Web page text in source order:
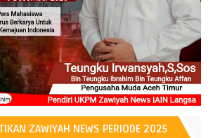
ZAWIYAH NEWS PERIODE 2025